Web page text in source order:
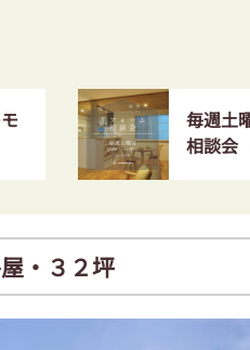
毎週土
相談会
・３２坪